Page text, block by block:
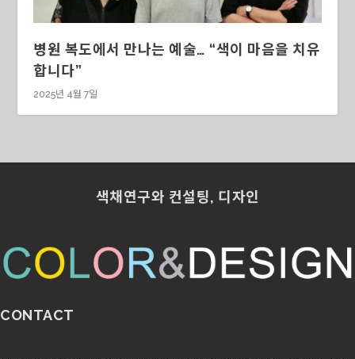
병원 복도에서 만나는 예술… “색이 마음을 치유
합니다”
2025년 4월 7일
색채연구와 컨설팅, 디자인
CONTACT